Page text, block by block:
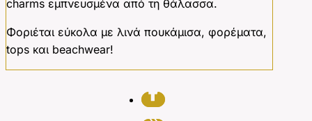
charms εμπνευσμένα από τη θάλασσα.
Φοριέται εύκολα με λινά πουκάμισα, φορέματα,
tops και beachwear!